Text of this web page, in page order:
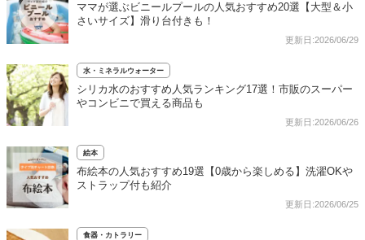
ママが選ぶビニールプールの人気おすすめ20選【大型＆小
さいサイズ】滑り台付きも！
更新日:2026/06/29
水・ミネラルウォーター
シリカ水のおすすめ人気ランキング17選！市販のスーパー
やコンビニで買える商品も
更新日:2026/06/26
絵本
布絵本の人気おすすめ19選【0歳から楽しめる】洗濯OKや
ストラップ付も紹介
更新日:2026/06/25
食器・カトラリー